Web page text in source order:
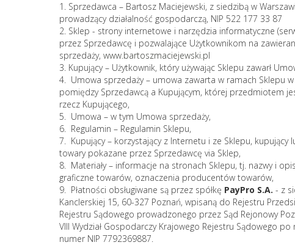
1. Sprzedawca – Bartosz Maciejewski, z siedzibą w
prowadzący działalność gospodarczą, NIP 522 177 33 87
2. Sklep - strony internetowe i narzędzia informatyczne
przez Sprzedawcę i pozwalające Użytkownikom na
sprzedaży, www.bartoszmaciejewski.pl
3. Kupujący – Użytkownik, który używając Sklepu zawarł
4. Umowa sprzedaży – umowa zawarta w ramach Sklepu
pomiędzy Sprzedawcą a Kupującym, której przedmiotem
rzecz Kupującego,
5. Umowa – w tym Umowa sprzedaży,
6. Regulamin – Regulamin Sklepu,
7. Kupujący – korzystający z Internetu i ze Sklepu, kupujący
towary pokazane przez Sprzedawcę via Sklep,
8. Materiały – informacje na stronach Sklepu, tj. nazwy i
graficzne towarów, oznaczenia producentów towarów,
9. Płatności obsługiwane są przez spółkę PayPro S.A. - z
Kanclerskiej 15, 60-327 Poznań, wpisaną do Rejestru
Rejestru Sądowego prowadzonego przez Sąd Rejonowy
VIII Wydział Gospodarczy Krajowego Rejestru Sądowego
numer NIP 7792369887.